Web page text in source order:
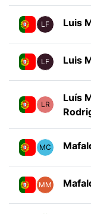
LF Luis
LF Luis
LR
Luís
MC
MM